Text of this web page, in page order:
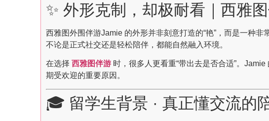
✨ 外形克制，却极耐看｜西雅
西雅图外围伴游Jamie 的外形并非刻意打造的“艳”，而是一种
不论是正式社交还是轻松陪伴，都能自然融入环境。
在选择 西雅图伴游 时，很多人更看重“带出去是否合适”。
期受欢迎的重要原因。
🎓 留学生背景 · 真正懂交流的